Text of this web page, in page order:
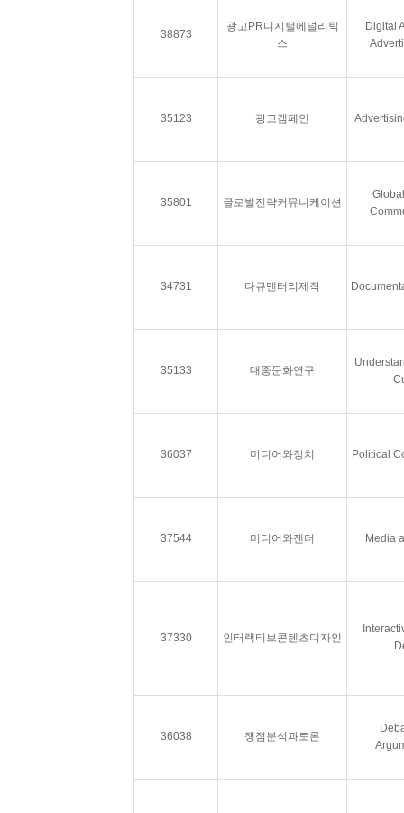
38873
광고PR디지털에널리틱
스
Digital
35123 광고캠페인
35801 글로벌전략커뮤니케이션
34731 다큐멘터리제작
35133 대중문화연구
36037 미디어와정치 Political
37544 미디어와젠더 Media
37330 인터랙티브콘텐츠디자인
36038 쟁점분석과토론